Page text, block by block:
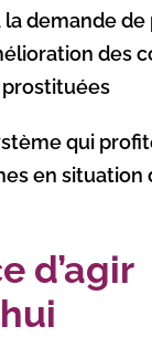
la demande
des
qui
en
d’agir